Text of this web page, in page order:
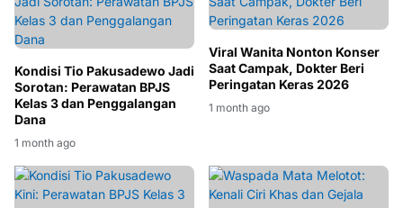
Kondisi Tio Pakusadewo Jadi
Sorotan: Perawatan BPJS
Kelas 3 dan Penggalangan
Dana
1 month ago
Viral Wanita Nonton Konser
Saat Campak, Dokter Beri
Peringatan Keras 2026
1 month ago